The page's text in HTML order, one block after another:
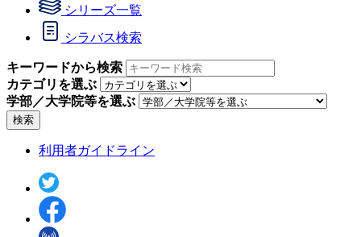
シリーズ一覧
シラバス検索
キーワードから検索
カテゴリを選ぶ
学部／大学院等を選ぶ
検索
利用者ガイドライン